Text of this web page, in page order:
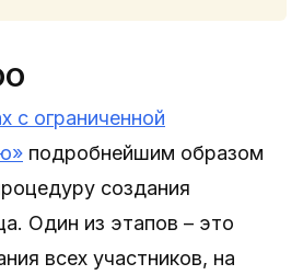
с ограниченной
подробнейшим образом
создания
Один из этапов – это
всех участников, на